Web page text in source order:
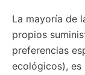
La mayoría de
propios
preferencias
ecológicos), es